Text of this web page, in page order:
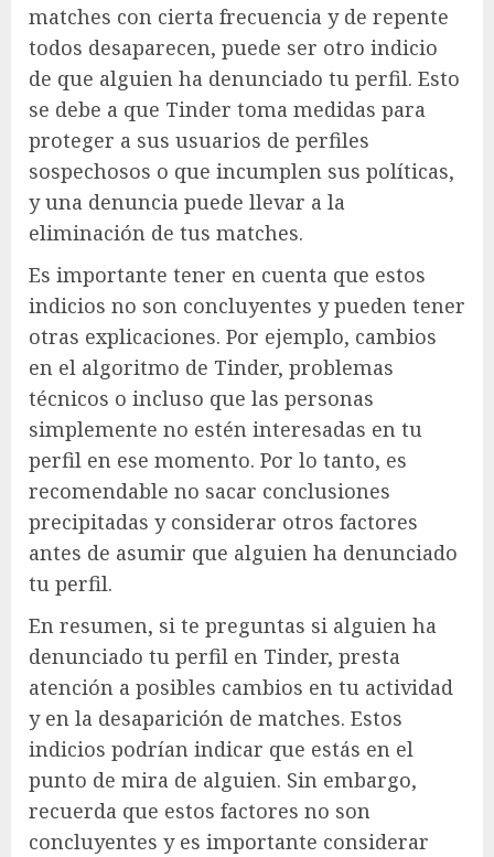
matches con cierta frecuencia y de repente
todos desaparecen, puede ser otro indicio
de que alguien ha denunciado tu perfil. Esto
se debe a que Tinder toma medidas para
proteger a sus usuarios de perfiles
sospechosos o que incumplen sus políticas,
y una denuncia puede llevar a la
eliminación de tus matches.
Es importante tener en cuenta que estos
indicios no son concluyentes y pueden tener
otras explicaciones. Por ejemplo, cambios
en el algoritmo de Tinder, problemas
técnicos o incluso que las personas
simplemente no estén interesadas en tu
perfil en ese momento. Por lo tanto, es
recomendable no sacar conclusiones
precipitadas y considerar otros factores
antes de asumir que alguien ha denunciado
tu perfil.
En resumen, si te preguntas si alguien ha
denunciado tu perfil en Tinder, presta
atención a posibles cambios en tu actividad
y en la desaparición de matches. Estos
indicios podrían indicar que estás en el
punto de mira de alguien. Sin embargo,
recuerda que estos factores no son
concluyentes y es importante considerar